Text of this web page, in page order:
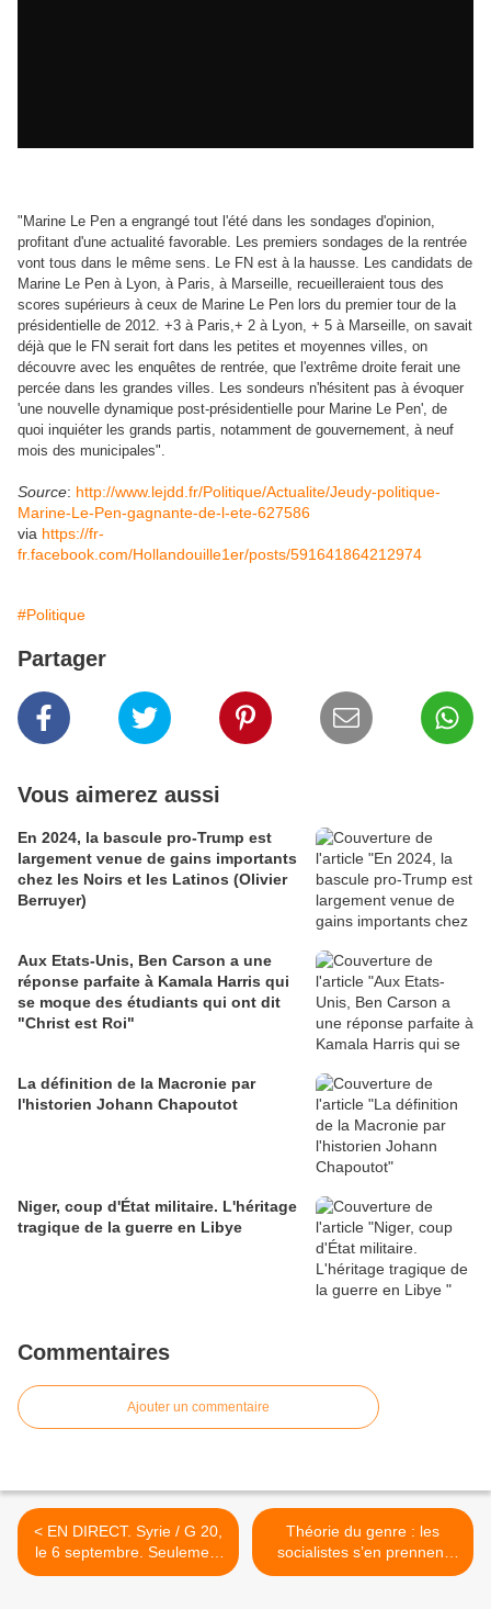
"Marine Le Pen a engrangé tout l'été dans les sondages d'opinion,
profitant d'une actualité favorable. Les premiers sondages de la rentrée
vont tous dans le même sens
Le FN est à la hausse. Les candidats de
Marine Le Pen à Lyon, à Paris, à Marseille, recueilleraient tous des
scores supérieurs à ceux de Marine Le Pen lors du premier tour de la
présidentielle de 2012. +3 à Paris,+ 2 à Lyon, + 5 à Marseille, on savait
déjà que le FN serait fort dans les petites et moyennes villes, on
découvre avec les enquêtes de rentrée, que l'extrême droite ferait une
percée dans les grandes villes. Les sondeurs n'hésitent pas à évoquer
'une nouvelle dynamique post-présidentielle pour Marine Le Pen', de
quoi inquiéter les grands partis, notamment de gouvernement, à neuf
mois des municipales".
Source: http://www.lejdd.fr/Politique/Actualite/Jeudy-politique-
Marine-Le-Pen-gagnante-de-l-ete-627586
via https://fr-
fr.facebook.com/Hollandouille1er/posts/591641864212974
#Politique
Partager
Vous aimerez aussi
En 2024, la bascule pro-Trump est
largement venue de gains importants
chez les Noirs et les Latinos (Olivier
Berruyer)
Aux Etats-Unis, Ben Carson a une
réponse parfaite à Kamala Harris qui
se moque des étudiants qui ont dit
"Christ est Roi"
La définition de la Macronie par
l'historien Johann Chapoutot
Niger, coup d'État militaire. L'héritage
tragique de la guerre en Libye
Commentaires
Ajouter un commentaire
< EN DIRECT. Syrie / G 20,
le 6 septembre. Seulement
sept pays de l'UE
Théorie du genre : les
socialistes s’en prennent
maintenant à nos enfants…